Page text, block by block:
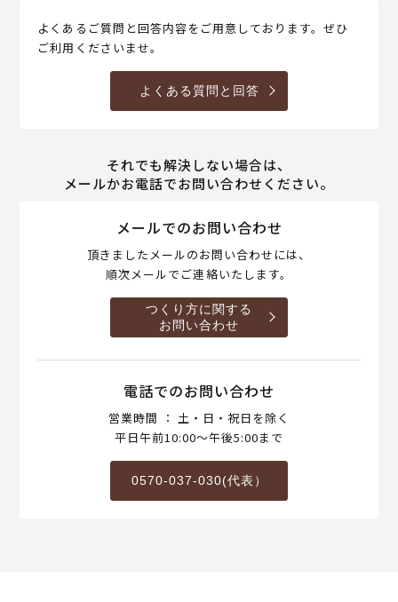
よくあるご質問と回答内容をご用意しております。ぜひ
ご利用くださいませ。
よくある質問と回答
それでも解決しない場合は、
メールかお電話でお問い合わせください。
メールでのお問い合わせ
頂きましたメールのお問い合わせには、
順次メールでご連絡いたします。
つくり方に関する
お問い合わせ
電話でのお問い合わせ
営業時間 ： 土・日・祝日を除く
平日午前10:00～午後5:00まで
0570-037-030(代表）